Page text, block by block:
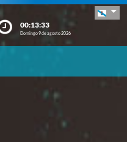
00:13:33
Domingo 9 de agosto 2026